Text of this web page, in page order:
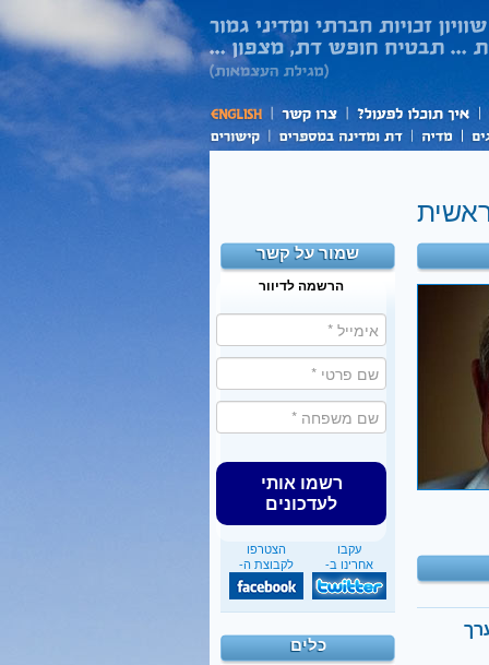
שמור על קשר
הרשמה לדיוור
רשמו אותי
לעדכונים
הצטרפו
לקבוצת ה-
עקבו
אחרינו ב-
כלים